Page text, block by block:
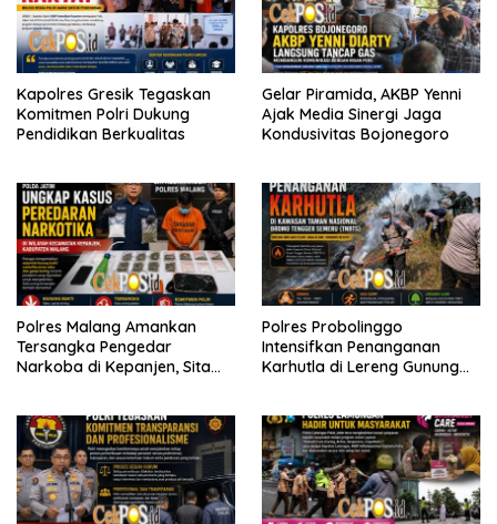
Kapolres Gresik Tegaskan
Komitmen Polri Dukung
Pendidikan Berkualitas
Gelar Piramida, AKBP Yenni
Ajak Media Sinergi Jaga
Kondusivitas Bojonegoro
Polres Malang Amankan
Tersangka Pengedar
Narkoba di Kepanjen, Sita
Polres Probolinggo
Intensifkan Penanganan
Karhutla di Lereng Gunung